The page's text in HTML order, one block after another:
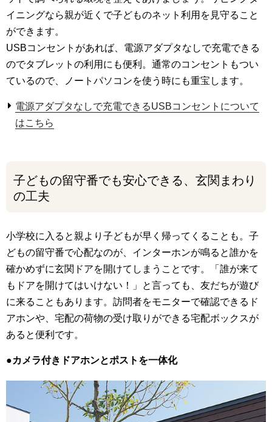
イニングなら親が近くで子どものネット利用を見守ること
ができます。
USBコンセントがあれば、電源アダプタなしで充電できる
のでタブレットの利用にも便利。通常のコンセントもつい
ているので、ノートパソコンを使う時にも重宝します。
電源アダプタなしで充電できるUSBコンセントについて
はこちら
子どもの留守番でも安心できる、玄関まわり
の工夫
小学校に入ると親より子どもが早く帰ってくることも。子
どもの留守番で心配なのが、インターホンが鳴ると誰かを
確かめずに玄関ドアを開けてしまうことです。「誰が来て
もドアを開けてはいけない！」と言っても、友だちが遊び
に来ることもあります。訪問者をモニターで確認できるド
アホンや、宅配の荷物の受け取りができる宅配ボックスが
あると便利です。
●カメラ付きドアホンとポストを一体化